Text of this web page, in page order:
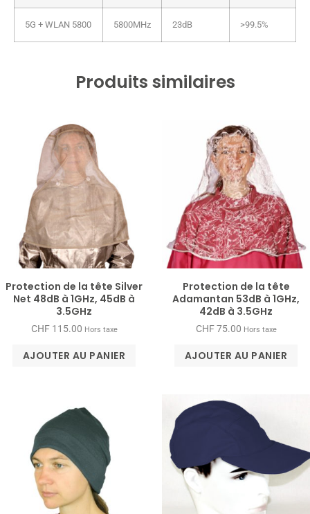
5G + WLAN 5800 5800MHz 23dB >99.5%
Produits similaires
Protection de la tête Silver
Net 48dB à 1GHz, 45dB à
3.5GHz
CHF115.00 Hors taxe
AJOUTER AU PANIER
Protection de la tête
Adamantan 53dB à 1GHz,
42dB à 3.5GHz
CHF75.00 Hors taxe
AJOUTER AU PANIER